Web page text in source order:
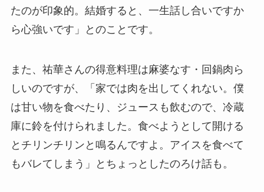
たのが印象的。結婚すると、一生話し合いですか
ら心強いです」とのことです。
また、祐華さんの得意料理は麻婆なす・回鍋肉ら
しいのですが、「家では肉を出してくれない。僕
は甘い物を食べたり、ジュースも飲むので、冷蔵
庫に鈴を付けられました。食べようとして開ける
とチリンチリンと鳴るんですよ。アイスを食べて
もバレてしまう」とちょっとしたのろけ話も。